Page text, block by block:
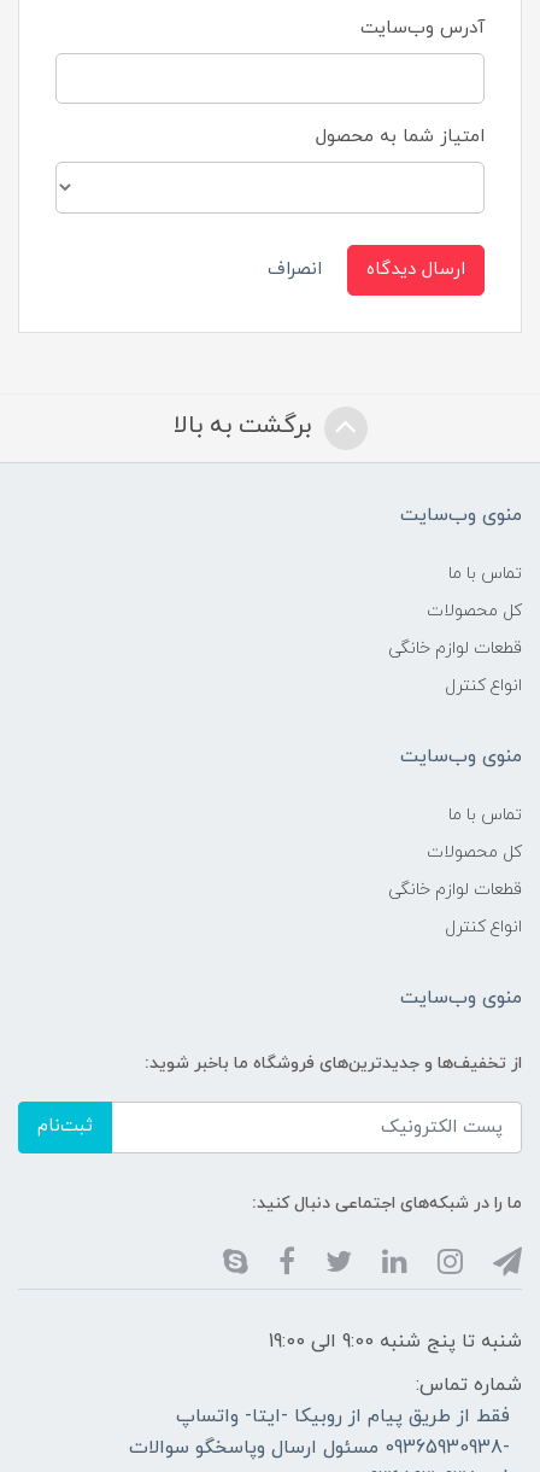
آدرس وب‌سایت
امتیاز شما به محصول
ارسال دیدگاه انصراف
برگشت به بالا
منوی وب‌سایت
تماس با ما
کل محصولات
قطعات لوازم خانگی
انواع کنترل
منوی وب‌سایت
تماس با ما
کل محصولات
قطعات لوازم خانگی
انواع کنترل
منوی وب‌سایت
از تخفیف‌ها و جدیدترین‌های فروشگاه ما باخبر شوید:
ثبت‌نام
ما را در شبکه‌های اجتماعی دنبال کنید:
شنبه تا پنج شنبه 9:00 الی 19:00
شماره تماس:
فقط از طریق پیام از روبیکا -ایتا- واتساپ
-09365930938 مسئول ارسال وپاسخگو سوالات